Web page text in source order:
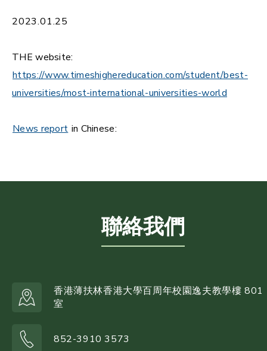
2023.01.25
THE website:
https://www.timeshighereducation.com/student/best-
universities/most-international-universities-world
News report in Chinese:
聯絡我們
香港薄扶林香港大學百周年校園逸夫教學樓 801
室
852-3910 3573